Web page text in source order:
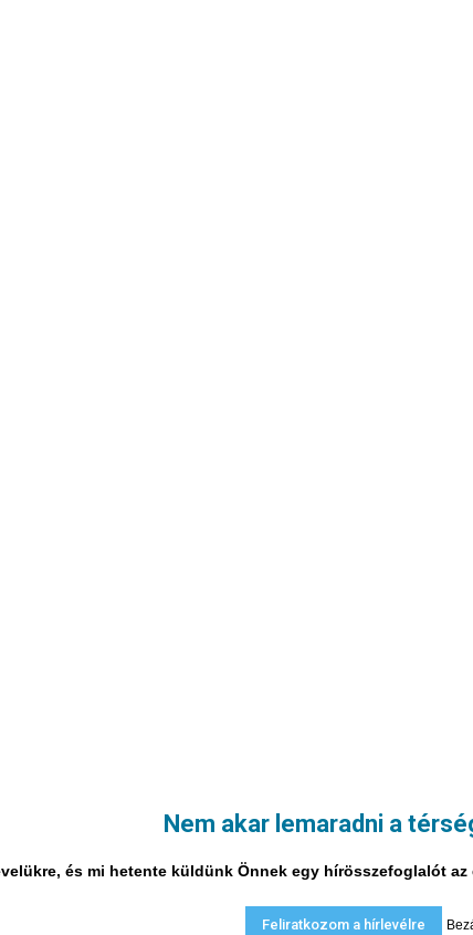
Nem akar lemaradni a
és mi hetente küldünk Önnek egy hírösszefoglalót
Feliratkozom a hírlevélre